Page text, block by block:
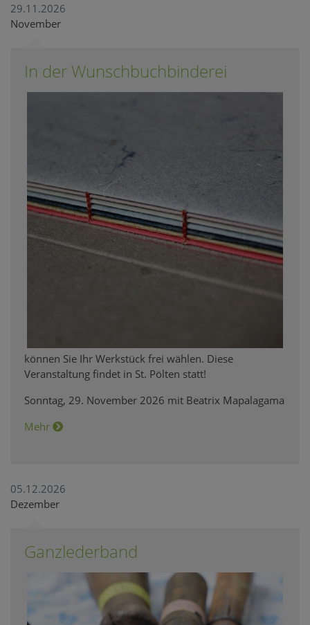
29.11.2026
November
In der Wunschbuchbinderei
können Sie Ihr Werkstück frei wählen. Diese
Veranstaltung findet in St. Pölten statt!
Sonntag, 29. November 2026 mit Beatrix Mapalagama
Mehr
05.12.2026
Dezember
Ganzlederband